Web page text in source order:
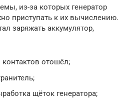
из-за которых генератор
приступать к их вычислению.
заряжать аккумулятор,
отошёл;
щёток генератора;